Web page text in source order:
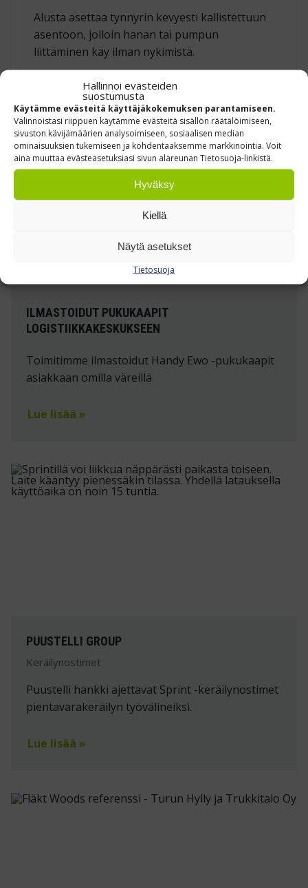
Hallinnoi evästeiden
suostumusta
Käytämme evästeitä käyttäjäkokemuksen parantamiseen.
Valinnoistasi riippuen käytämme evästeitä sisällön räätälöimiseen,
sivuston kävijämäärien analysoimiseen, sosiaalisen median
ominaisuuksien tukemiseen ja kohdentaaksemme markkinointia. Voit
aina muuttaa evästeasetuksiasi sivun alareunan Tietosuoja-linkistä.
Hyväksy
Kiellä
Näytä asetukset
Tietosuoja
Alusta asettaa tynnyrin kevyesti kallistettuun
asentoon, jolloin hanan tai pumpun
liittäminen käy ilman nykimistä.
TUTUSTU REFERENSSEIHIMME »
ILMASTOIDUT PUKUKAAPIT
LOGISTIIKKAKESKUKSEEN
Toimitimme ilmastoidut Handy Ewo -pukukaapit
asiakkaan omilla väreillä
Lue lisää »
PUUSTELLI GROUP
Keräilynostimet
Puustelli hankki ajettavat Sprint -keräilynostimet
pientavarakeräilyn työvälineiksi.
Lue lisää »